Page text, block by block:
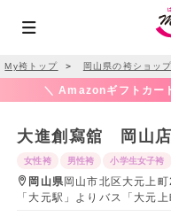
My袴トップ ＞ 岡山県の袴ショッ
＼ Amazonギフトカー
大進創寫舘 岡山店
女性袴 男性袴 小学生女子袴
岡山県岡山市北区大元上
「大元駅」よりバス「大元